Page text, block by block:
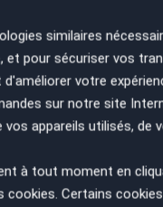
2023
Bourgoin-
35 TFSI /
similaires
et pour sécuriser vos
votre
sur notre site
appareils utilisés, de
à tout moment en
cookies. Certains